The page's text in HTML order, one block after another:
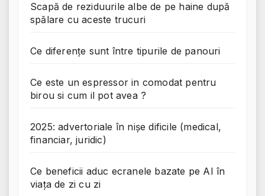
Scapă de reziduurile albe de pe haine după
spălare cu aceste trucuri
Ce diferențe sunt între tipurile de panouri
Ce este un espressor in comodat pentru
birou si cum il pot avea ?
2025: advertoriale în nișe dificile (medical,
financiar, juridic)
Ce beneficii aduc ecranele bazate pe AI în
viața de zi cu zi